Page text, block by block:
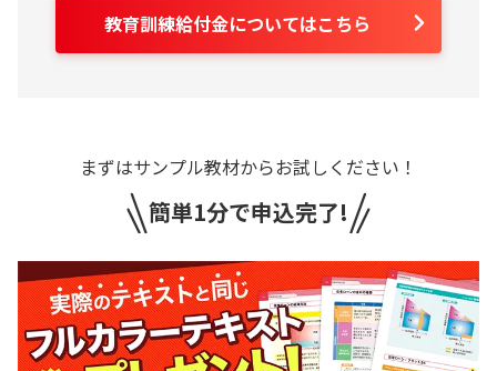
資格マンガ（デジタルコンテンツ）
演習ノート
DVDオプション内容
問題集 3枚
入門講座 1枚
受講ガイド / 戦略立案編 / 合格必勝編 DVD
-
○
- - ○
ネット模擬試験 - - ○
教育訓練給付金についてはこちら
まずはサンプル教材からお試しください！
簡単1分で申込完了!